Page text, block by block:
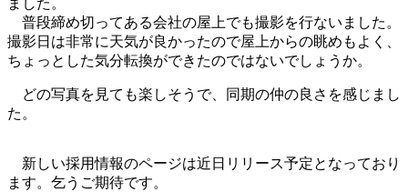
ました。
普段締め切ってある会社の屋上でも撮影を行ないました。
撮影日は非常に天気が良かったので屋上からの眺めもよく、
ちょっとした気分転換ができたのではないでしょうか。
どの写真を見ても楽しそうで、同期の仲の良さを感じまし
た。
新しい採用情報のページは近日リリース予定となっており
ます。 乞うご期待です。